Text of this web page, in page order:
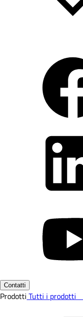
Contatti
Prodotti Tutti i prodotti